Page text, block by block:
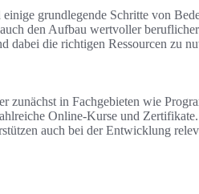
grundlegende Schritte von
den Aufbau wertvoller
dabei die richtigen Ressourcen zu
zunächst in Fachgebieten wie
Online-Kurse und
auch bei der Entwicklung